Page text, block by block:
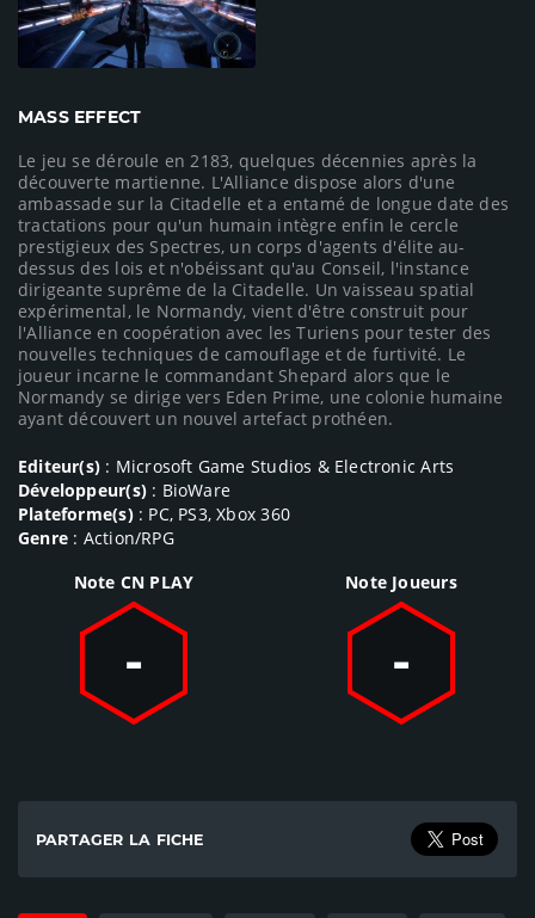
MASS EFFECT
Le jeu se déroule en 2183, quelques décennies après la
découverte martienne. L'Alliance dispose alors d'une
ambassade sur la Citadelle et a entamé de longue date des
tractations pour qu'un humain intègre enfin le cercle
prestigieux des Spectres, un corps d'agents d'élite au-
dessus des lois et n'obéissant qu'au Conseil, l'instance
dirigeante suprême de la Citadelle. Un vaisseau spatial
expérimental, le Normandy, vient d'être construit pour
l'Alliance en coopération avec les Turiens pour tester des
nouvelles techniques de camouflage et de furtivité. Le
joueur incarne le commandant Shepard alors que le
Normandy se dirige vers Eden Prime, une colonie humaine
ayant découvert un nouvel artefact prothéen.
Editeur(s) : Microsoft Game Studios & Electronic Arts
Développeur(s): BioWare
Plateforme(s): PC, PS3, Xbox 360
Genre : Action/RPG
Note CN PLAY
-
Note Joueurs
-
PARTAGER LA FICHE